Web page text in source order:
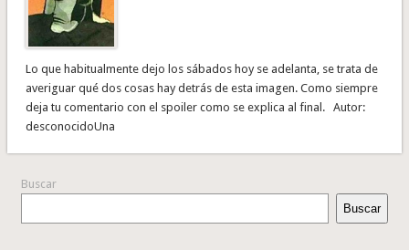
Lo que habitualmente dejo los sábados hoy se adelanta, se trata de
averiguar qué dos cosas hay detrás de esta imagen. Como siempre
deja tu comentario con el spoiler como se explica al final. Autor:
desconocidoUna
Buscar
Buscar